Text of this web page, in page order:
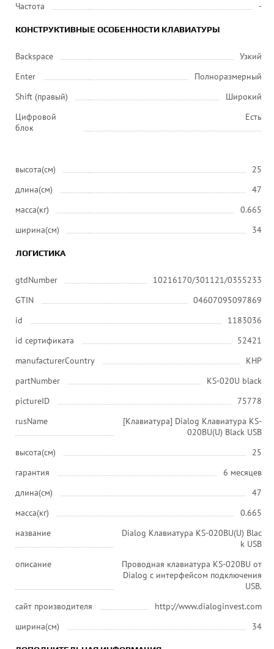
Частота
-
КОНСТРУКТИВНЫЕ ОСОБЕННОСТИ КЛАВИАТУРЫ
Backspace
Узкий
Enter
Полноразмерный
Shift (правый)
Широкий
Цифровой
блок
Есть
высота(см)
25
длина(см)
47
масса(кг)
0.665
ширина(см)
34
ЛОГИСТИКА
gtdNumber
10216170/301121/0355233
GTIN
04607095097869
id
1183036
id сертификата
52421
manufacturerCountry
КНР
partNumber
KS-020U black
pictureID
75778
rusName
[Клавиатура] Dialog Клавиатура KS-
020BU(U) Black USB
высота(см)
25
гарантия
6 месяцев
длина(см)
47
масса(кг)
0.665
название
Dialog Клавиатура KS-020BU(U) Blac
k USB
описание
Проводная клавиатура KS-020BU от
Dialog с интерфейсом подключения
USB.
сайт производителя
http://www.dialoginvest.com
ширина(см)
34